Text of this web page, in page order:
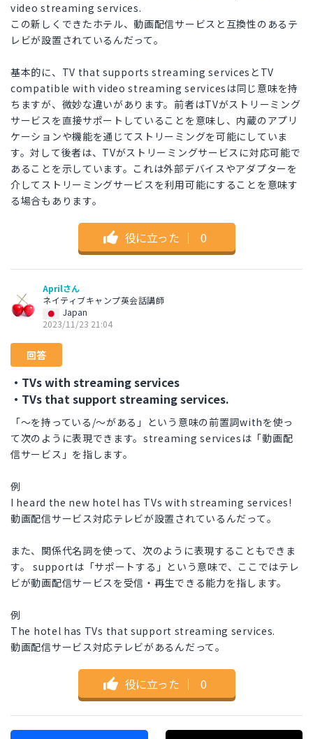
video streaming services.
この新しくできたホテル、動画配信サービスと互換性のあるテ
レビが設置されているんだって。
基本的に、TV that supports streaming servicesとTV
compatible with video streaming servicesは同じ意味を持
ちますが、微妙な違いがあります。前者はTVがストリーミング
サービスを直接サポートしていることを意味し、内蔵のアプリ
ケーションや機能を通じてストリーミングを可能にしていま
す。対して後者は、TVがストリーミングサービスに対応可能で
あることを示しています。これは外部デバイスやアダプターを
介してストリーミングサービスを利用可能にすることを意味す
る場合もあります。
役に立った ｜ 0
Aprilさん
ネイティブキャンプ英会話講師
Japan
2023/11/23 21:04
回答
・TVs with streaming services
・TVs that support streaming services.
「～を持っている/～がある」という意味の前置詞withを使っ
て次のように表現できます。streaming servicesは「動画配
信サービス」を指します。
例
I heard the new hotel has TVs with streaming services!
動画配信サービス対応テレビが設置されているんだって。
また、関係代名詞を使って、次のように表現することもできま
す。 supportは「サポートする」という意味で、ここではテレ
ビが動画配信サービスを受信・再生できる能力を指します。
例
The hotel has TVs that support streaming services.
動画配信サービス対応テレビがあるんだって。
役に立った ｜ 0